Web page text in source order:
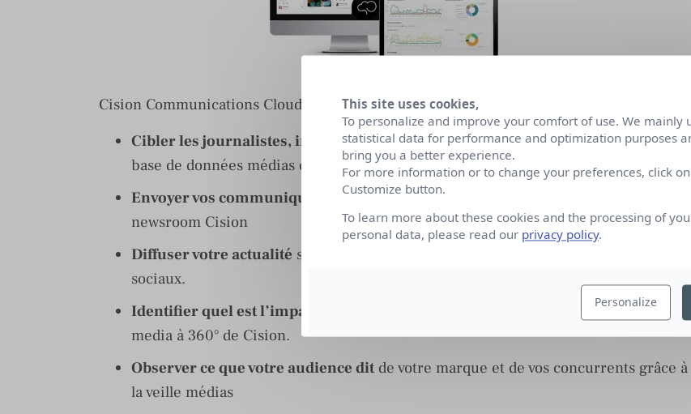
Cision Communications Cloud vous permet de :
Cibler les journalistes, influenceurs et médiasde votre secteur à travers notre
base de données médias de plus de 1,6 million de contacts.
Envoyer vos communiqués de pressedirectement aux journalistes grâce à la
newsroom Cision
Diffuser votre actualité sur tous les canaux : presse, médias online, réseaux
sociaux.
Identifier quel est l’impact
de votre stratégie de relations publiques avec la veille
media à 360° de Cision.
Observer ce que votre audience dit de votre marque et de vos concurrents grâce à
la veille médias
This site uses cookies,
To personalize and improve your comfort of use. We mainly
statistical data for performance and optimization purposes
bring you a better experience.
For more information or to change your preferences, click
Customize button.
To learn more about these cookies and the processing of
personal data, please read our privacy policy.
Personalize